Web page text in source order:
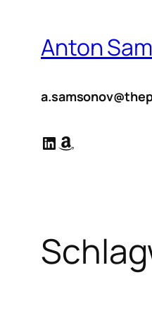
springenAnton
LinkedIn
Amazon